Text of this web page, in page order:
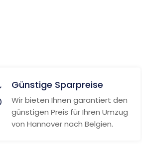
Günstige Sparpreise
Wir bieten Ihnen garantiert den
günstigen Preis für Ihren Umzug
von Hannover nach Belgien.